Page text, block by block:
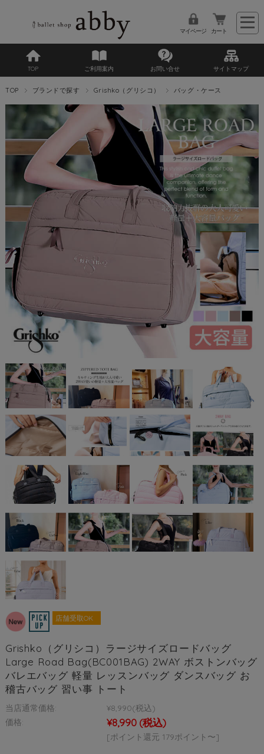
マイページ カート
TOP ご利用案内 お問い合せ サイトマップ
TOP ブランドで探す Grishko（グリシコ） バッグ・ケース
店舗受取OK
Grishko（グリシコ）ラージサイズロードバッグ
Large Road Bag(BC001BAG) 2WAY ボストンバッグ
バレエバッグ 軽量 レッスンバッグ ダンスバッグ お
稽古バッグ 習い事 トート
当店通常価格: ¥8,990(税込)
価格:
¥8,990 (税込)
[ポイント還元 179ポイント〜]